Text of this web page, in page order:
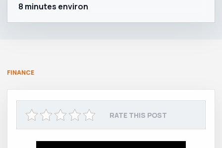
8 minutes environ
FINANCE
RATE THIS POST